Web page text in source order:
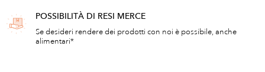
POSSIBILITÀ DI RESI MERCE
Se desideri rendere dei prodotti con noi è possibile, anche
alimentari*